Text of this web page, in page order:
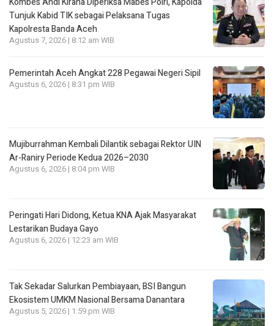
Tunjuk Kabid TIK sebagai Pelaksana Tugas
Kapolresta Banda Aceh
Agustus 7, 2026 | 8:12 am WIB
Pemerintah Aceh Angkat 228 Pegawai Negeri Sipil
Agustus 6, 2026 | 8:31 pm WIB
Mujiburrahman Kembali Dilantik sebagai Rektor UIN
Ar-Raniry Periode Kedua 2026–2030
Agustus 6, 2026 | 8:04 pm WIB
Peringati Hari Didong, Ketua KNA Ajak Masyarakat
Lestarikan Budaya Gayo
Agustus 6, 2026 | 12:23 am WIB
Tak Sekadar Salurkan Pembiayaan, BSI Bangun
Ekosistem UMKM Nasional Bersama Danantara
Agustus 5, 2026 | 1:59 pm WIB